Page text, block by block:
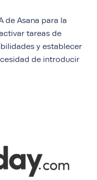
de Asana para la
tareas de
y establecer
de introducir